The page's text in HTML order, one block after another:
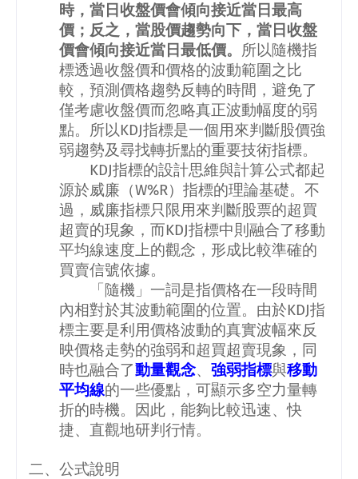
時，當日收盤價會傾向接近當日最高
價；反之，當股價趨勢向下，當日收盤
價會傾向接近當日最低價。 所以隨機指
標透過收盤價和價格的波動範圍之比
較，預測價格趨勢反轉的時間，避免了
僅考慮收盤價而忽略真正波動幅度的弱
點。所以KDJ指標是一個用來判斷股價強
弱趨勢及尋找轉折點的重要技術指標。
KDJ指標的設計思維與計算公式都起
源於威廉（W%R）指標的理論基礎。不
過，威廉指標只限用來判斷股票的超買
超賣的現象，而KDJ指標中則融合了移動
平均線速度上的觀念，形成比較準確的
買賣信號依據。
「隨機」一詞是指價格在一段時間
內相對於其波動範圍的位置。由於KDJ指
標主要是利用價格波動的真實波幅來反
映價格走勢的強弱和超買超賣現象，同
時也融合了動量觀念、強弱指標與移動
平均線的一些優點，可顯示多空力量轉
折的時機。因此，能夠比較迅速、快
捷、直觀地研判行情。
二、公式說明